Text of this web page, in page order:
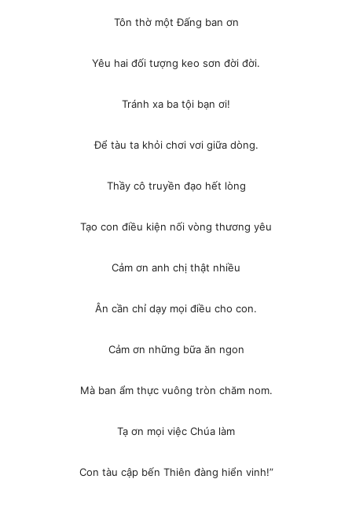
Tôn thờ một Đấng ban ơn
Yêu hai đối tượng keo sơn đời đời.
Tránh xa ba tội bạn ơi!
Để tàu ta khỏi chơi vơi giữa dòng.
Thầy cô truyền đạo hết lòng
Tạo con điều kiện nối vòng thương yêu
Cảm ơn anh chị thật nhiều
Ân cần chỉ dạy mọi điều cho con.
Cảm ơn những bữa ăn ngon
Mà ban ẩm thực vuông tròn chăm nom.
Tạ ơn mọi việc Chúa làm
Con tàu cập bến Thiên đàng hiển vinh!”